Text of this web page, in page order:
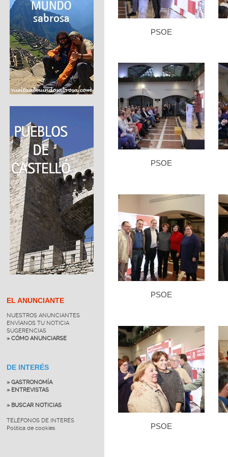
EL ANUNCIANTE
NUESTROS ANUNCIANTES
ENVÍANOS TU NOTICIA
SUGERENCIAS
» CÓMO ANUNCIARSE
DE INTERÉS
» GASTRONOMÍA
» ENTREVISTAS
» BUSCAR NOTICIAS
TELÉFONOS DE INTERÉS
Política de cookies
PSOE
PSOE
PSOE
PSOE